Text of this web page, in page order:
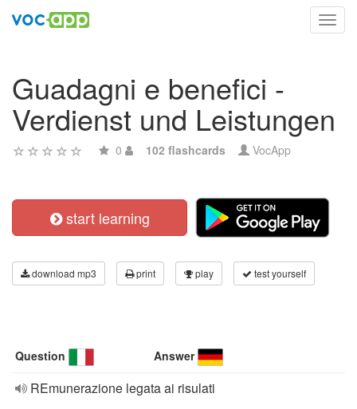
Guadagni e benefici -
Verdienst und Leistungen
0 102 flashcards VocApp
start learning
download mp3 print play test yourself
Question Answer
REmunerazione legata ai risulati